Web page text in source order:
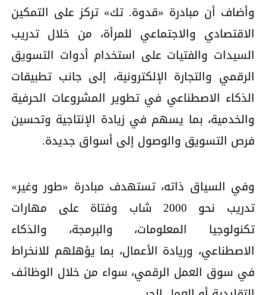
وأضاف أن مبادرة «قدوة. تك» تركز على التمكين
الاقتصادي والاجتماعي للمرأة، من خلال تدريب
السيدات والفتيات على استخدام أدوات التسويق
الرقمي والتجارة الإلكترونية، إلى جانب تطبيقات
الذكاء الاصطناعي في تطوير المشروعات الحرفية
والخدمية، بما يسهم في زيادة الإنتاجية وتحسين
فرص التسويق والوصول إلى أسواق جديدة.
وفي السياق ذاته، تستهدف مبادرة «طور وغير»
تدريب نحو 2000 شاب وفتاة على مهارات
تكنولوجيا المعلومات، والبرمجة، والذكاء
الاصطناعي، وريادة الأعمال، بما يؤهلهم للانخراط
في سوق العمل الرقمي، سواء من خلال الوظائف